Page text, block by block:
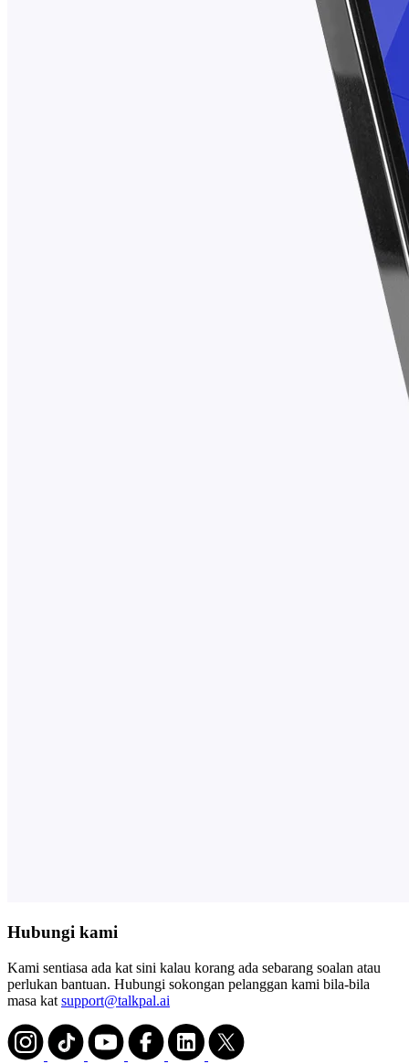
Hubungi kami
Kami sentiasa ada kat sini kalau korang ada sebarang soalan atau
perlukan bantuan. Hubungi sokongan pelanggan kami bila-bila
masa kat support@talkpal.ai